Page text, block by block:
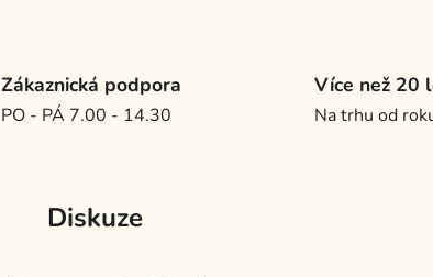
Zákaznická podpora
PO - PÁ 7.00 - 14.30
Více než 20
Na trhu od
Diskuze